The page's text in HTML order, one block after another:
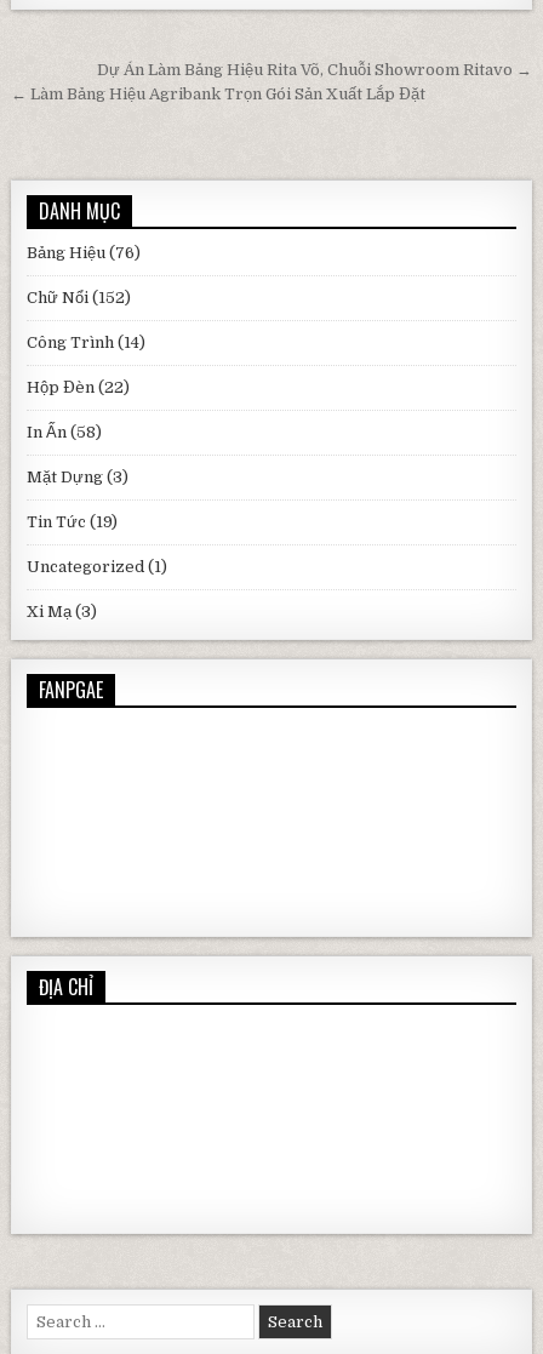
Điều hướng bài viết
Dự Án Làm Bảng Hiệu Rita Võ, Chuỗi Showroom Ritavo →
← Làm Bảng Hiệu Agribank Trọn Gói Sản Xuất Lắp Đặt
DANH MỤC
Bảng Hiệu (76)
Chữ Nổi (152)
Công Trình (14)
Hộp Đèn (22)
In Ấn (58)
Mặt Dựng (3)
Tin Tức (19)
Uncategorized (1)
Xi Mạ(3)
FANPGAE
ĐỊA CHỈ
Search for: